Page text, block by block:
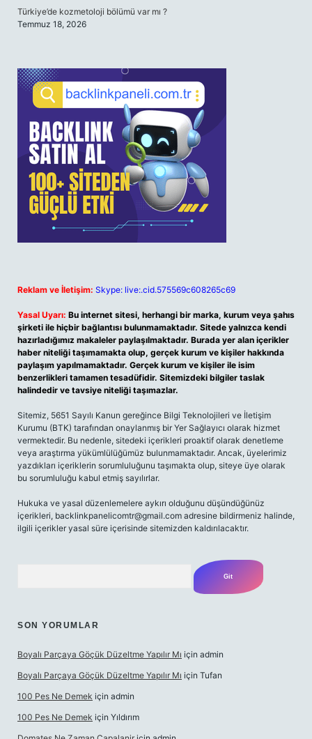
Türkiye’de kozmetoloji bölümü var mı ?
Temmuz 18, 2026
Reklam ve İletişim: Skype: live:.cid.575569c608265c69
Yasal Uyarı: Bu internet sitesi, herhangi bir marka, kurum veya şahıs
şirketi ile hiçbir bağlantısı bulunmamaktadır. Sitede yalnızca kendi
hazırladığımız makaleler paylaşılmaktadır. Burada yer alan içerikler
haber niteliği taşımamakta olup, gerçek kurum ve kişiler hakkında
paylaşım yapılmamaktadır. Gerçek kurum ve kişiler ile isim
benzerlikleri tamamen tesadüfidir. Sitemizdeki bilgiler taslak
halindedir ve tavsiye niteliği taşımazlar.
Sitemiz, 5651 Sayılı Kanun gereğince Bilgi Teknolojileri ve İletişim
Kurumu (BTK) tarafından onaylanmış bir Yer Sağlayıcı olarak hizmet
vermektedir. Bu nedenle, sitedeki içerikleri proaktif olarak denetleme
veya araştırma yükümlülüğümüz bulunmamaktadır. Ancak, üyelerimiz
yazdıkları içeriklerin sorumluluğunu taşımakta olup, siteye üye olarak
bu sorumluluğu kabul etmiş sayılırlar.
Hukuka ve yasal düzenlemelere aykırı olduğunu düşündüğünüz
içerikleri, backlinkpanelicomtr@gmail.com adresine bildirmeniz halinde,
ilgili içerikler yasal süre içerisinde sitemizden kaldırılacaktır.
SON YORUMLAR
Boyalı Parçaya Göçük Düzeltme Yapılır Mı için admin
Boyalı Parçaya Göçük Düzeltme Yapılır Mı için Tufan
100 Pes Ne Demek için admin
100 Pes Ne Demek için Yıldırım